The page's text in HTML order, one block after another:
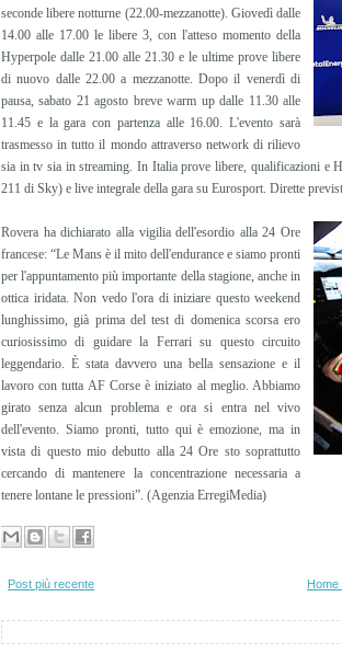
seconde libere notturne (22.00-mezzanotte). Giovedì dalle
14.00 alle 17.00 le libere 3, con l'atteso momento della
Hyperpole dalle 21.00 alle 21.30 e le ultime prove libere
di nuovo dalle 22.00 a mezzanotte. Dopo il venerdì di
pausa, sabato 21 agosto breve warm up dalle 11.30 alle
11.45 e la gara con partenza alle 16.00. L'evento sarà
trasmesso in tutto il mondo attraverso network di rilievo
sia in tv sia in streaming. In Italia prove libere, qualificazioni e
211 di Sky) e live integrale della gara su Eurosport. Dirette
Rovera ha dichiarato alla vigilia dell'esordio alla 24 Ore
francese: “Le Mans è il mito dell'endurance e siamo pronti
per l'appuntamento più importante della stagione, anche in
ottica iridata. Non vedo l'ora di iniziare questo weekend
lunghissimo, già prima del test di domenica scorsa ero
curiosissimo di guidare la Ferrari su questo circuito
leggendario. È stata davvero una bella sensazione e il
lavoro con tutta AF Corse è iniziato al meglio. Abbiamo
girato senza alcun problema e ora si entra nel vivo
dell'evento. Siamo pronti, tutto qui è emozione, ma in
vista di questo mio debutto alla 24 Ore sto soprattutto
cercando di mantenere la concentrazione necessaria a
tenere lontane le pressioni”. (Agenzia ErregiMedia)
Post più recente Home